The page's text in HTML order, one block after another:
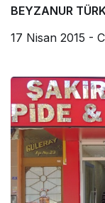
BEYZANUR
17 Nisan 2015 -